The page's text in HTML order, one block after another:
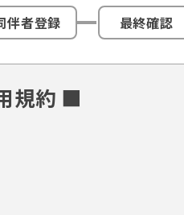
伴者登録 最終確認
規約 ■